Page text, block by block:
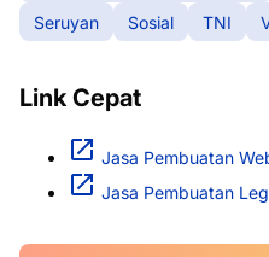
Seruyan
Sosial TNI
Link Cepat
Jasa Pembuatan
Jasa Pembuatan